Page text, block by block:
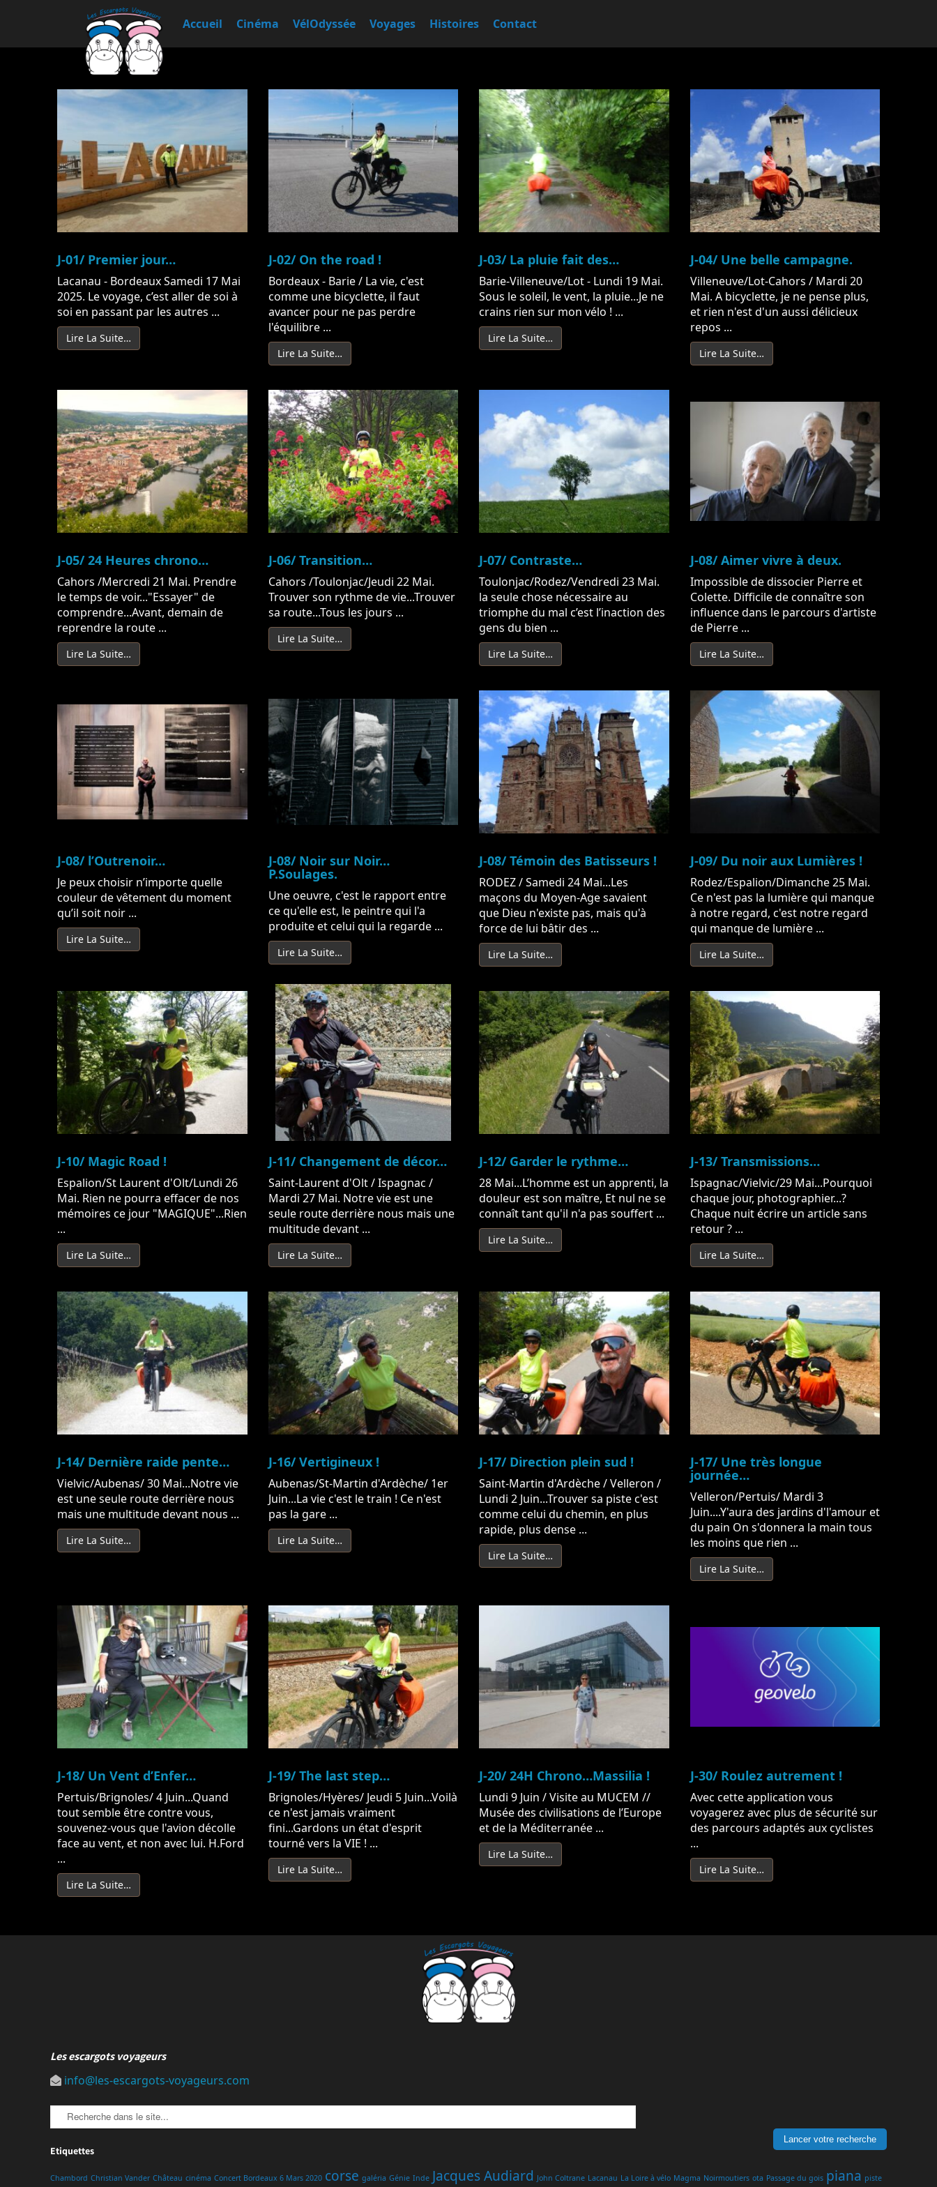
Accueil Cinéma VélOdyssée Voyages Histoires Contact
J-01/ Premier jour…
Lacanau - Bordeaux Samedi 17 Mai
2025. Le voyage, c’est aller de soi à
soi en passant par les autres ...
Lire La Suite…
J-02/ On the road !
Bordeaux - Barie / La vie, c'est
comme une bicyclette, il faut
avancer pour ne pas perdre
l'équilibre ...
Lire La Suite…
J-03/ La pluie fait des…
Barie-Villeneuve/Lot - Lundi 19 Mai.
Sous le soleil, le vent, la pluie...Je ne
crains rien sur mon vélo ! ...
Lire La Suite…
J-04/ Une belle campagne.
Villeneuve/Lot-Cahors / Mardi 20
Mai. A bicyclette, je ne pense plus,
et rien n'est d'un aussi délicieux
repos ...
Lire La Suite…
J-05/ 24 Heures chrono…
Cahors /Mercredi 21 Mai. Prendre
le temps de voir..."Essayer" de
comprendre...Avant, demain de
reprendre la route ...
Lire La Suite…
J-06/ Transition…
Cahors /Toulonjac/Jeudi 22 Mai.
Trouver son rythme de vie...Trouver
sa route...Tous les jours ...
Lire La Suite…
J-07/ Contraste…
Toulonjac/Rodez/Vendredi 23 Mai.
la seule chose nécessaire au
triomphe du mal c’est l’inaction des
gens du bien ...
Lire La Suite…
J-08/ Aimer vivre à deux.
Impossible de dissocier Pierre et
Colette. Difficile de connaître son
influence dans le parcours d'artiste
de Pierre ...
Lire La Suite…
J-08/ l’Outrenoir…
Je peux choisir n’importe quelle
couleur de vêtement du moment
qu’il soit noir ...
Lire La Suite…
J-08/ Noir sur Noir…
P.Soulages.
Une oeuvre, c'est le rapport entre
ce qu'elle est, le peintre qui l'a
produite et celui qui la regarde ...
Lire La Suite…
J-08/ Témoin des Batisseurs !
RODEZ / Samedi 24 Mai...Les
maçons du Moyen-Age savaient
que Dieu n'existe pas, mais qu'à
force de lui bâtir des ...
Lire La Suite…
J-09/ Du noir aux Lumières !
Rodez/Espalion/Dimanche 25 Mai.
Ce n'est pas la lumière qui manque
à notre regard, c'est notre regard
qui manque de lumière ...
Lire La Suite…
J-10/ Magic Road !
Espalion/St Laurent d'Olt/Lundi 26
Mai. Rien ne pourra effacer de nos
mémoires ce jour "MAGIQUE"...Rien
...
Lire La Suite…
J-11/ Changement de décor…
Saint-Laurent d'Olt / Ispagnac /
Mardi 27 Mai. Notre vie est une
seule route derrière nous mais une
multitude devant ...
Lire La Suite…
J-12/ Garder le rythme…
28 Mai...L’homme est un apprenti, la
douleur est son maître, Et nul ne se
connaît tant qu'il n'a pas souffert ...
Lire La Suite…
J-13/ Transmissions…
Ispagnac/Vielvic/29 Mai...Pourquoi
chaque jour, photographier...?
Chaque nuit écrire un article sans
retour ? ...
Lire La Suite…
J-14/ Dernière raide pente…
Vielvic/Aubenas/ 30 Mai...Notre vie
est une seule route derrière nous
mais une multitude devant nous ...
Lire La Suite…
J-16/ Vertigineux !
Aubenas/St-Martin d'Ardèche/ 1er
Juin...La vie c'est le train ! Ce n'est
pas la gare ...
Lire La Suite…
J-17/ Direction plein sud !
Saint-Martin d'Ardèche / Velleron /
Lundi 2 Juin...Trouver sa piste c'est
comme celui du chemin, en plus
rapide, plus dense ...
Lire La Suite…
J-17/ Une très longue
journée…
Velleron/Pertuis/ Mardi 3
Juin....Y'aura des jardins d'l'amour et
du pain On s'donnera la main tous
les moins que rien ...
Lire La Suite…
J-18/ Un Vent d’Enfer…
Pertuis/Brignoles/ 4 Juin...Quand
tout semble être contre vous,
souvenez-vous que l'avion décolle
face au vent, et non avec lui. H.Ford
...
Lire La Suite…
J-19/ The last step…
Brignoles/Hyères/ Jeudi 5 Juin...Voilà
ce n'est jamais vraiment
fini...Gardons un état d'esprit
tourné vers la VIE ! ...
Lire La Suite…
J-20/ 24H Chrono…Massilia !
Lundi 9 Juin / Visite au MUCEM //
Musée des civilisations de l’Europe
et de la Méditerranée ...
Lire La Suite…
J-30/ Roulez autrement !
Avec cette application vous
voyagerez avec plus de sécurité sur
des parcours adaptés aux cyclistes
...
Lire La Suite…
Les escargots voyageurs
info@les-escargots-voyageurs.com
Etiquettes
Chambord Christian Vander Château cinéma Concert Bordeaux 6 Mars 2020 corse galéria Génie Inde Jacques Audiard John Coltrane Lacanau La Loire à vélo Magma Noirmoutiers ota Passage du gois piana piste